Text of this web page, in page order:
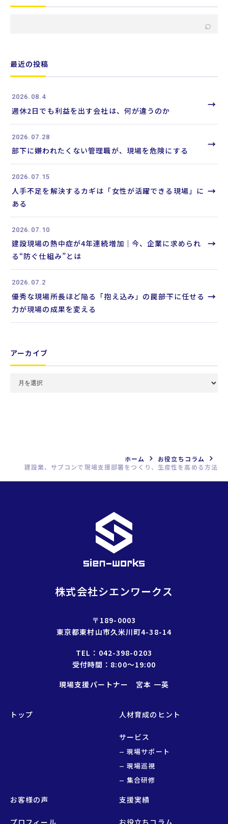
ー
ド
ら
記
事
を
検
索
⌕
最近の投稿
2026.08.4
週休2日でも利益を出す会社は、何が違うのか
→
2026.07.28
部下に嫌われたくない管理職が、現場を危険にする
→
2026.07.15
人手不足を解決するカギは「女性が活躍できる現場」に
ある
→
2026.07.10
建設現場の熱中症が4年連続増加｜今、企業に求められ
る“防ぐ仕組み”とは
→
2026.07.2
優秀な現場所長ほど陥る「抱え込み」の罠――部下に任せる
力が現場の成果を変える
→
アーカイブ
ホーム
お役立ちコラム
建設業、サブコンで現場支援部署をつくり、生産性を高める方法
株式会社シエンワークス
〒189-0003
東京都東村山市久米川町4-38-14
TEL： 042-398-0203
受付時間：8:00〜19:00
現場支援パートナー 宮本 一英
トップ 人材育成のヒント
サービス
現場サポート
現場巡視
集合研修
お客様の声
プロフィール
支援実績
お役立ちコラム